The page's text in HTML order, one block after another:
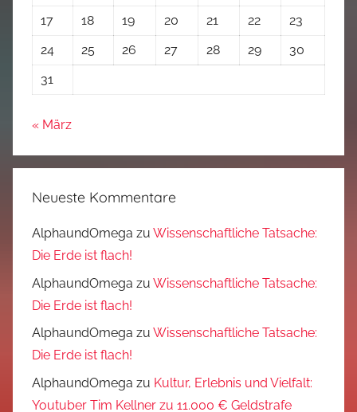
17
18 19 20 21 22
23
24
25 26 27 28 29
30
31
« März
Neueste Kommentare
AlphaundOmega zu Wissenschaftliche Tatsache:
Die Erde ist flach!
AlphaundOmega zu Wissenschaftliche Tatsache:
Die Erde ist flach!
AlphaundOmega zu Wissenschaftliche Tatsache:
Die Erde ist flach!
AlphaundOmega zu Kultur, Erlebnis und Vielfalt:
Youtuber Tim Kellner zu 11.000 € Geldstrafe